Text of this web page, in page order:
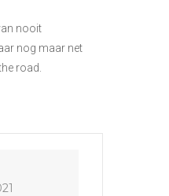
nooit
nog maar net
road.